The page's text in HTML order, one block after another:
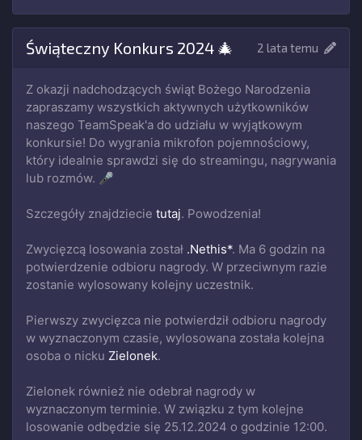
Świąteczny Konkurs 2024 🎄 2 lata temu
Z okazji nadchodzących świąt Bożego Narodzenia
zapraszamy wszystkich aktywnych użytkowników
naszego TeamSpeak'a do udziału w wyjątkowym
konkursie! Do wygrania mikrofon pojemnościowy,
który idealnie sprawdzi się do streamingu, nagrywania
lub rozmów. 🎤
Szczegóły znajdziecie tutaj. Powodzenia!
Zwycięzcą losowania został .Nethis*. Ma 6 godzin na
potwierdzenie odbioru nagrody. W przeciwnym razie
zostanie wylosowany kolejny uczestnik.
Pierwszy zwycięzca nie potwierdził odbioru nagrody
w wyznaczonym czasie, wylosowana została kolejna
osoba o nicku Zielonek.
Zielonek również nie odebrał nagrody w
wyznaczonym terminie. W związku z tym kolejne
losowanie odbędzie się 25.12.2024 o godzinie 12:00.